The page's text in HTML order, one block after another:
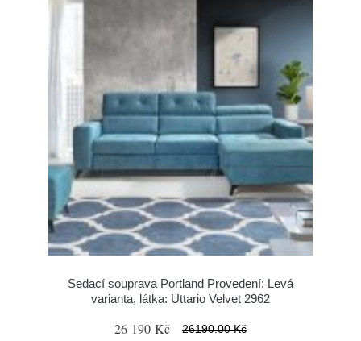
Sedací souprava Portland Provedení: Levá
varianta, látka: Uttario Velvet 2962
26 190 Kč 26190.00 Kč